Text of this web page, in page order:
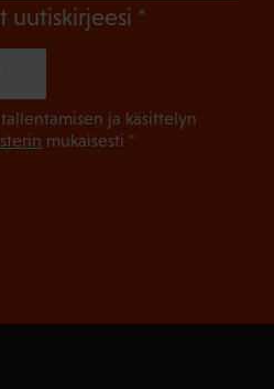
uutiskirjeesi (Pakollinen)
ja käsittelyn
mukaisesti *